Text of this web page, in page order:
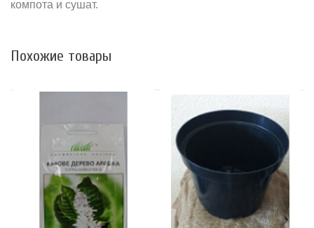
компота и сушат.
Похожие товары